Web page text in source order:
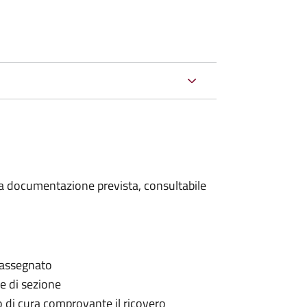
prevista, consultabile
di sezione
cura comprovante il ricovero